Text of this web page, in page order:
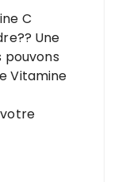
C
Une
pouvons
Vitamine